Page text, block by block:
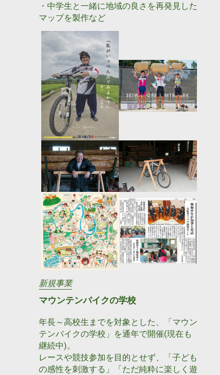
・中学生と一緒に地域の良さを再発見した
マップを製作など
新規事業
マウンテンバイクの学校
年長～高校生までを対象とした、「マウン
テンバイクの学校」を通年で開催(現在も
継続中)。
レースや競技参加を目的とせず、「子ども
の感性を刺激する」「ただ純粋に楽しく遊